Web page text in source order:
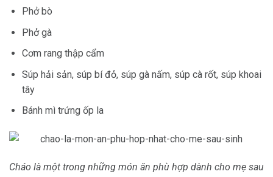
Phở bò
Phở gà
Cơm rang thập cẩm
Súp hải sản, súp bí đỏ, súp gà nấm, súp cà rốt, súp khoai
tây
Bánh mì trứng ốp la
Cháo là một trong những món ăn phù hợp dành cho mẹ sau